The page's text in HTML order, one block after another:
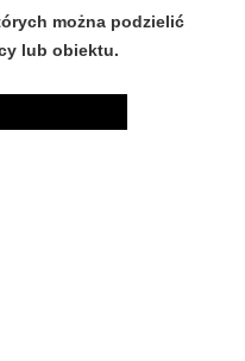
można podzielić
lub obiektu.